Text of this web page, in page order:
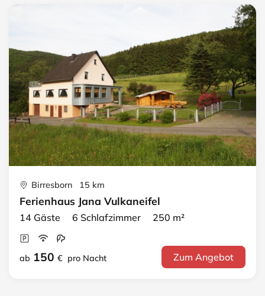
Birresborn 15 km
Ferienhaus Jana Vulkaneifel
14 Gäste 6 Schlafzimmer 250 m²
ab 150 € pro Nacht Zum Angebot